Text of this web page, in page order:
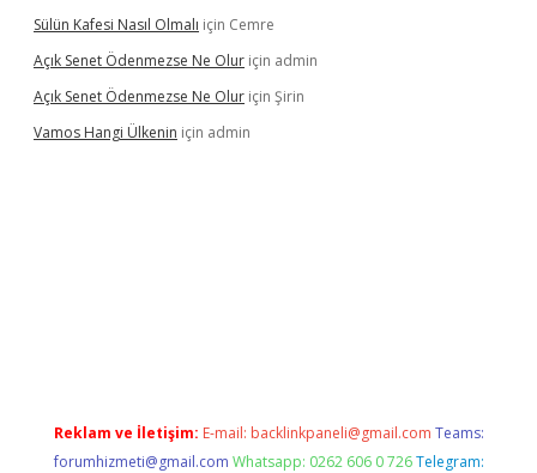
Sülün Kafesi Nasıl Olmalı için Cemre
Açık Senet Ödenmezse Ne Olur için admin
Açık Senet Ödenmezse Ne Olur için Şirin
Vamos Hangi Ülkenin için admin
Reklam ve İletişim: E-mail: backlinkpaneli@gmail.com Teams:
forumhizmeti@gmail.com Whatsapp: 0262 606 0 726 Telegram: